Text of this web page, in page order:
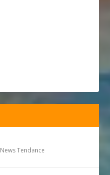
News Tendance